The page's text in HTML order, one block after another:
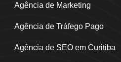
Agência de Marketing
Agência de Tráfego Pago
Agência de SEO em Curitiba